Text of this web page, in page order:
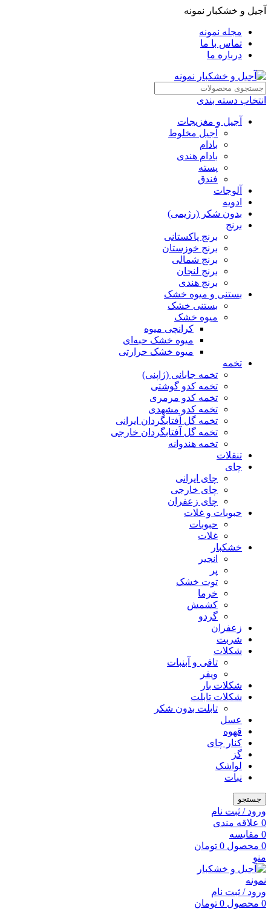
آجیل و خشکبار نمونه
مجله نمونه
تماس با ما
درباره ما
انتخاب دسته بندی
آجیل و مغزیجات
آجیل مخلوط
بادام
بادام هندی
پسته
فندق
آلوجات
ادویه
بدون شکر (رژیمی)
برنج
برنج پاکستانی
برنج خوزستان
برنج شمالی
برنج لنجان
برنج هندی
بستنی و میوه خشک
بستنی خشک
میوه خشک
کرانچی میوه
میوه خشک حبه‌ای
میوه خشک حرارتی
تخمه
تخمه جابانی (ژاپنی)
تخمه کدو گوشتی
تخمه کدو مرمری
تخمه کدو مشهدی
تخمه گل آفتابگردان ایرانی
تخمه گل آفتابگردان خارجی
تخمه هندوانه
تنقلات
چای
چای ایرانی
چای خارجی
چای زعفران
حبوبات و غلات
حبوبات
غلات
خشکبار
انجیر
پر
توت خشک
خرما
کشمش
گردو
زعفران
شربت
شکلات
تافی و آبنبات
ویفر
شکلات بار
شکلات تابلت
تابلت بدون شکر
عسل
قهوه
کنار چای
گز
لواشک
نبات
جستجو
ورود / ثبت نام
0 علاقه مندی
0 مقایسه
0 محصول 0 تومان
منو
ورود / ثبت نام
0 محصول 0 تومان